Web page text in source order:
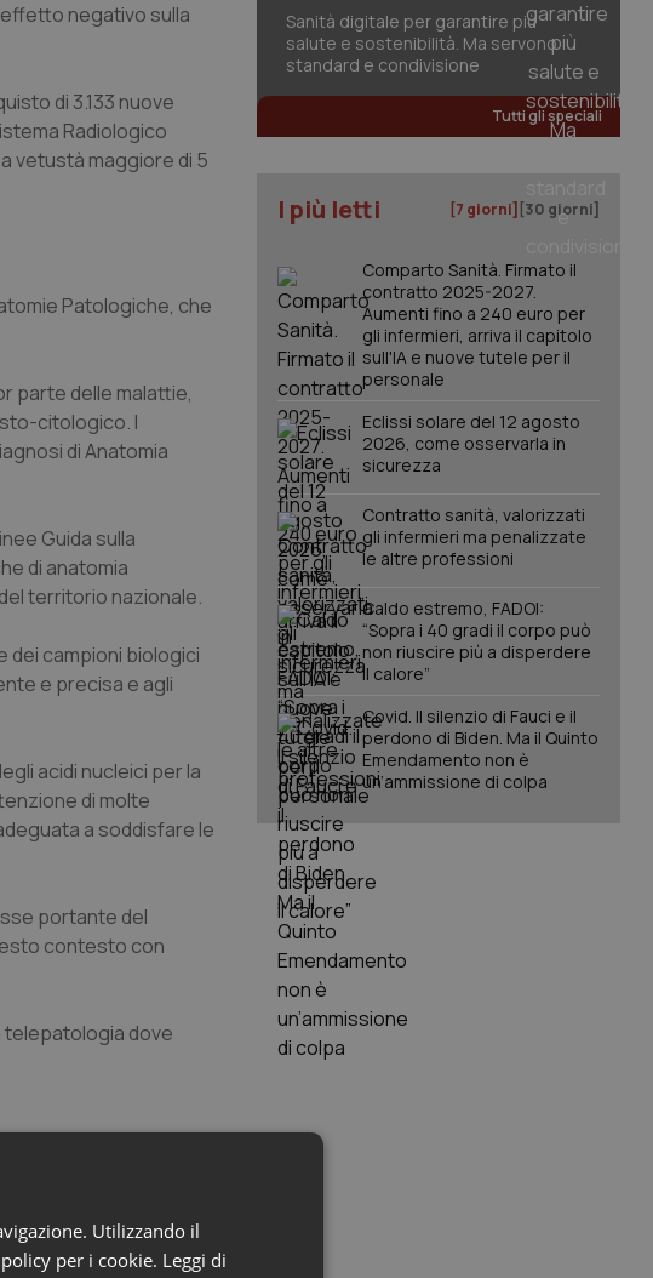
negativo sulla
di 3.133 nuove
Radiologico
vetustà maggiore di 5
Patologiche, che
parte delle malattie,
citologico. I
di Anatomia
Guida sulla
di anatomia
territorio nazionale.
dei campioni biologici
e precisa e agli
acidi nucleici per la
di molte
a soddisfare le
portante del
contesto con
telepatologia dove
i campi per garantire
Sanità digitale per garantire più
salute e sostenibilità. Ma servono
standard e condivisione
Tutti gli speciali
I più letti [7 giorni] [30 giorni]
Comparto Sanità. Firmato il
contratto 2025-2027.
Aumenti fino a 240 euro per
gli infermieri, arriva il capitolo
sull'IA e nuove tutele per il
personale
Eclissi solare del 12 agosto
2026, come osservarla in
sicurezza
Contratto sanità, valorizzati
gli infermieri ma penalizzate
le altre professioni
Caldo estremo, FADOI:
“Sopra i 40 gradi il corpo può
non riuscire più a disperdere
il calore”
Covid. Il silenzio di Fauci e il
perdono di Biden. Ma il Quinto
Emendamento non è
un’ammissione di colpa
Utilizzando il
per i cookie. Leggi di